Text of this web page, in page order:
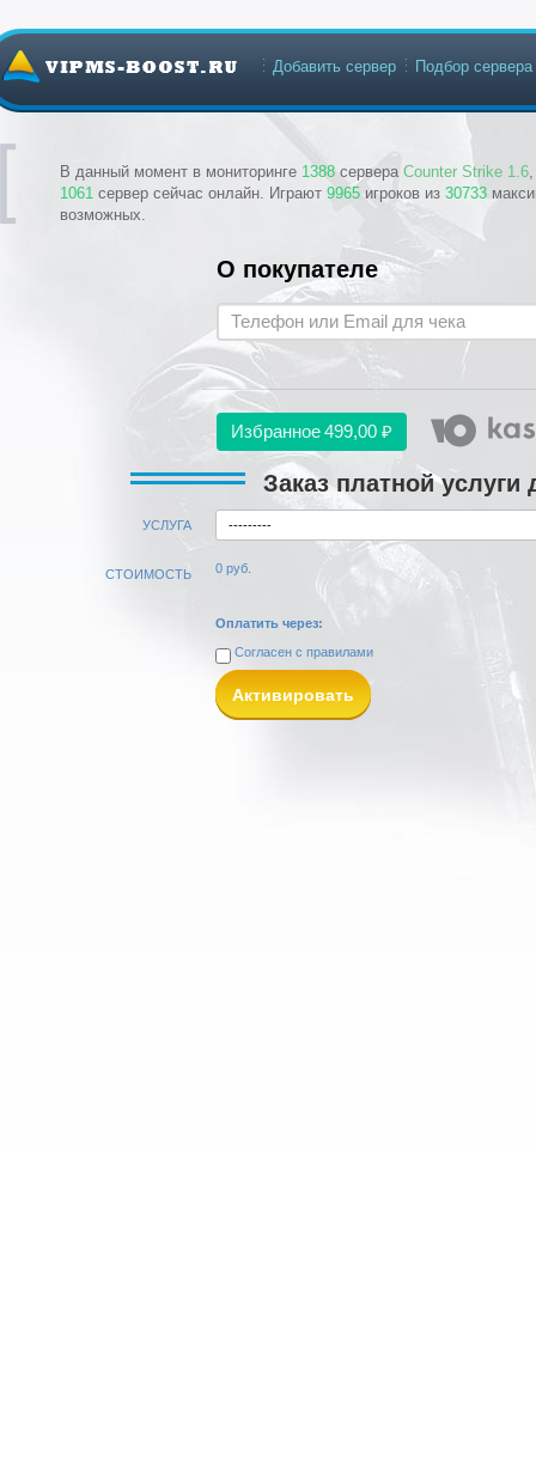
В данный момент в мониторинге 1388 сервера Counter Strike 1.6
1061 сервер сейчас онлайн. Играют 9965 игроков из 30733
возможных.
Добавить сервер Подбор сервера
О покупателе
Избранное499,00 ₽
Заказ платной услуги
УСЛУГА
СТОИМОСТЬ 0 руб.
Оплатить через:
Согласен с правилами
Активировать